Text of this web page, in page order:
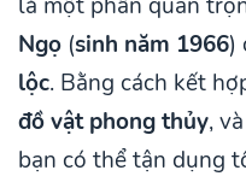
là một phần quan
Ngọ (sinh năm 1966)
lộc. Bằng cách kết
đồ vật phong thủy,
bạn có thể tận dụng